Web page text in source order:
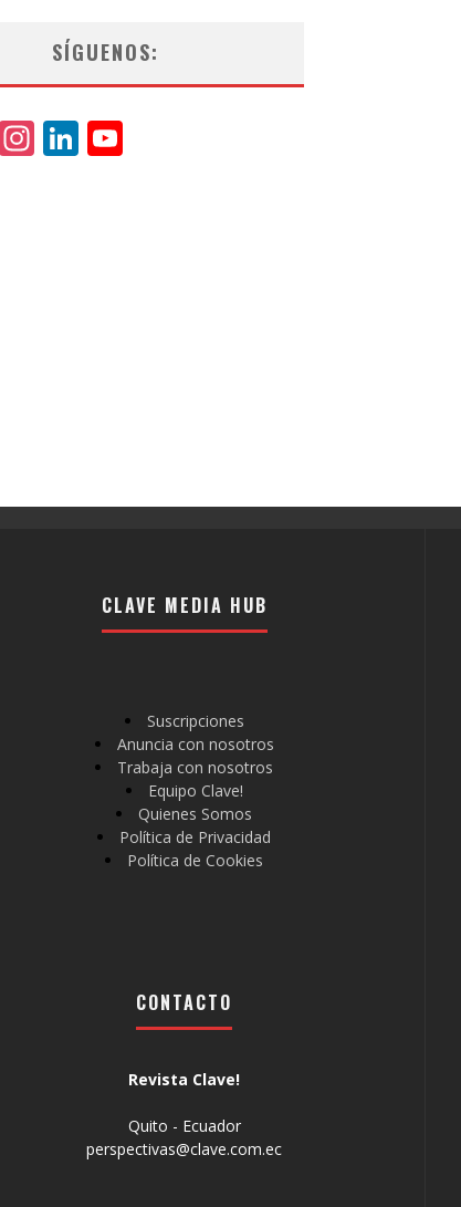
SÍGUENOS:
Twitter
Instagram
LinkedIn
CLAVE MEDIA HUB
Suscripciones
Anuncia con nosotros
Trabaja con nosotros
Equipo Clave!
Quienes Somos
Política de Privacidad
Política de Cookies
CONTACTO
Revista Clave!
Quito - Ecuador
perspectivas@clave.com.ec